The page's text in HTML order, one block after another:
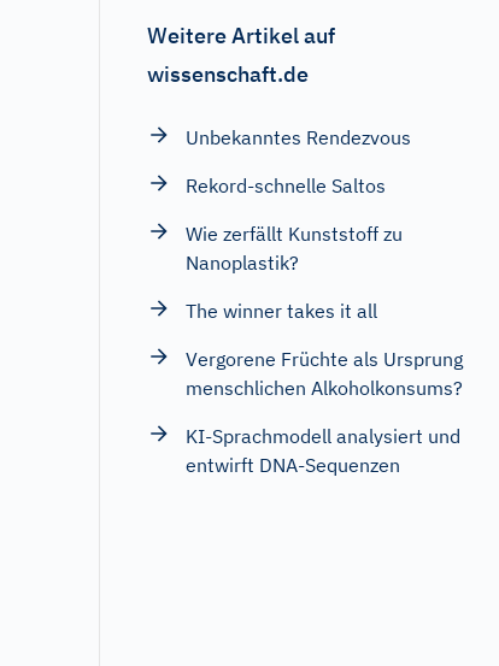
Weitere Artikel auf
wissenschaft.de
Unbekanntes Rendezvous
Rekord-schnelle Saltos
Wie zerfällt Kunststoff zu
Nanoplastik?
The winner takes it all
Vergorene Früchte als Ursprung
menschlichen Alkoholkonsums?
KI-Sprachmodell analysiert und
entwirft DNA-Sequenzen